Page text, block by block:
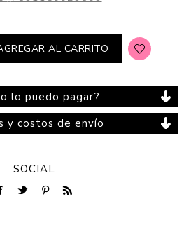
AL CARRITO
lo puedo pagar?
y costos de envío
SOCIAL